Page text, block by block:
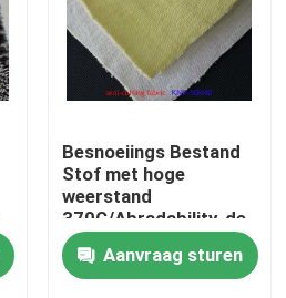
Besnoeiings Bestand
Stof met hoge
weerstand
370G/Abradability-de
Bestand Stof van de
Koppelingsschuine
streep
Aanvraag sturen